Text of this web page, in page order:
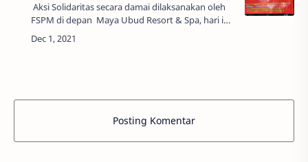
Aksi Solidaritas secara damai dilaksanakan oleh
FSPM di depan Maya Ubud Resort & Spa, hari ini,
31 Desember 2021, untuk menuntut kepada
pihak manajemen hotel atas d…
Posting Komentar